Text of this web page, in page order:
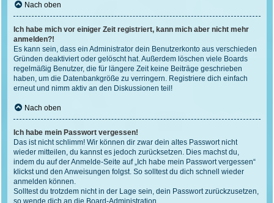
Nach oben
Ich habe mich vor einiger Zeit registriert, kann mich aber nicht mehr
anmelden?!
Es kann sein, dass ein Administrator dein Benutzerkonto aus verschieden
Gründen deaktiviert oder gelöscht hat. Außerdem löschen viele Boards
regelmäßig Benutzer, die für längere Zeit keine Beiträge geschrieben
haben, um die Datenbankgröße zu verringern. Registriere dich einfach
erneut und nimm aktiv an den Diskussionen teil!
Nach oben
Ich habe mein Passwort vergessen!
Das ist nicht schlimm! Wir können dir zwar dein altes Passwort nicht
wieder mitteilen, du kannst es jedoch zurücksetzen. Dies machst du,
indem du auf der Anmelde-Seite auf „Ich habe mein Passwort vergessen“
klickst und den Anweisungen folgst. So solltest du dich schnell wieder
anmelden können.
Solltest du trotzdem nicht in der Lage sein, dein Passwort zurückzusetzen,
so wende dich an die Board-Administration.